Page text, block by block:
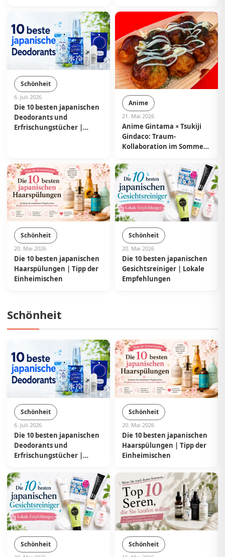
Schönheit
6. Juli 2026
Die 10 besten japanischen
Deodorants und
Erfrischungstücher |
Anime
21. Mai 2026
Anime Gintama × Tsukiji
Gindaco: Traum-
Kollaboration im Sommer
Schönheit
20. Mai 2026
Die 10 besten japanischen
Haarspülungen | Tipp der
Einheimischen
Schönheit
20. Mai 2026
Die 10 besten japanischen
Gesichtsreiniger | Lokale
Empfehlungen
Schönheit
Schönheit
6. Juli 2026
Die 10 besten japanischen
Deodorants und
Erfrischungstücher |
Einheimischen
Schönheit
20. Mai 2026
Die 10 besten japanischen
Haarspülungen | Tipp der
Einheimischen
Schönheit Schönheit